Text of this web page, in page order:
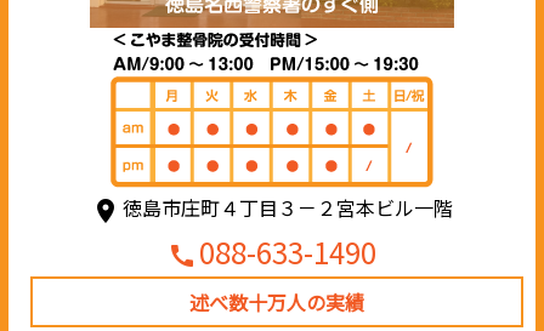
place 徳島市庄町４丁目３－２宮本ビル一階
call 088-633-1490
述べ数十万人の実績